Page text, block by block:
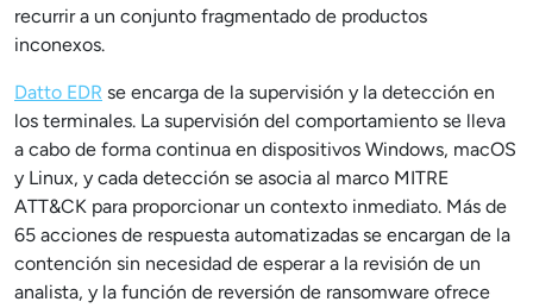
recurrir a un conjunto fragmentado de productos
inconexos.
Datto EDR se encarga de la supervisión y la detección en
los terminales. La supervisión del comportamiento se lleva
a cabo de forma continua en dispositivos Windows, macOS
y Linux, y cada detección se asocia al marco MITRE
ATT&CK para proporcionar un contexto inmediato. Más de
65 acciones de respuesta automatizadas se encargan de la
contención sin necesidad de esperar a la revisión de un
analista, y la función de reversión de ransomware ofrece